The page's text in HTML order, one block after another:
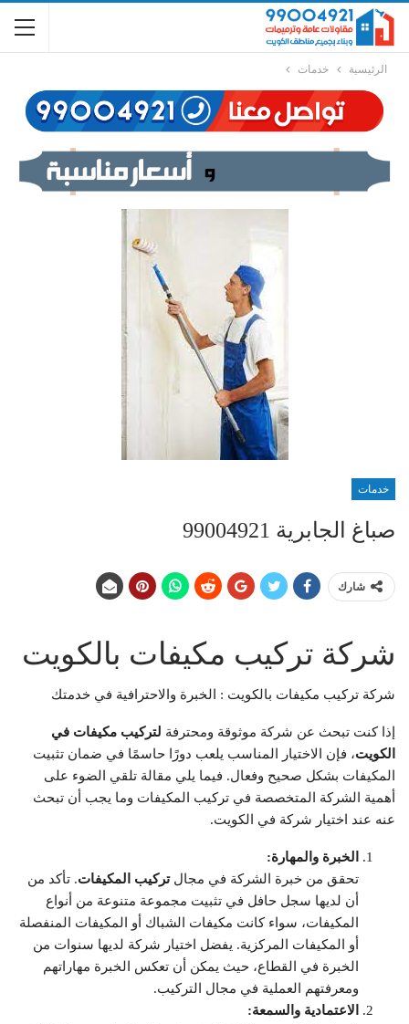
الرئيسية خدمات
خدمات
صباغ الجابرية 99004921
شارك
شركة تركيب مكيفات بالكويت
شركة تركيب مكيفات بالكويت : الخبرة والاحترافية في خدمتك
إذا كنت تبحث عن شركة موثوقة ومحترفة لتركيب مكيفات في
الكويت، فإن الاختيار المناسب يلعب دورًا حاسمًا في ضمان تثبيت
المكيفات بشكل صحيح وفعال. فيما يلي مقالة تلقي الضوء على
أهمية الشركة المتخصصة في تركيب المكيفات وما يجب أن تبحث
عنه عند اختيار شركة في الكويت.
الخبرة والمهارة:
تحقق من خبرة الشركة في مجالتركيب المكيفات. تأكد من
أن لديها سجل حافل في تثبيت مجموعة متنوعة من أنواع
المكيفات، سواء كانت مكيفات الشباك أو المكيفات المنفصلة
أو المكيفات المركزية. يفضل اختيار شركة لديها سنوات من
الخبرة في القطاع، حيث يمكن أن تعكس الخبرة مهاراتهم
ومعرفتهم العملية في مجال التركيب.
الاعتمادية والسمعة: